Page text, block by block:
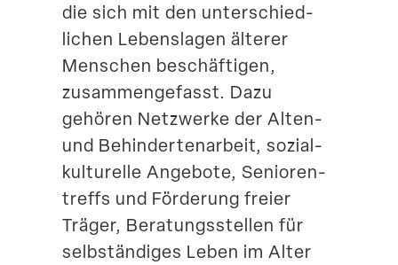
die sich mit den unter­schied­
lichen Lebens­lagen älterer
Menschen beschäf­tigen,
zusam­men­ge­fasst. Dazu
gehören Netzwerke der Alten-
und Behin­der­ten­arbeit, sozial­
kul­tu­relle Angebote, Senio­ren­
treffs und Förderung freier
Träger, Beratungs­stellen für
selbstän­diges Leben im Alter